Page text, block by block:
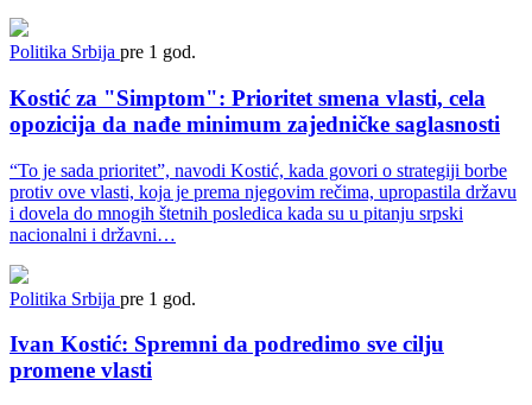
Politika Srbija pre 1 god.
Kostić za "Simptom": Prioritet smena vlasti, cela
opozicija da nađe minimum zajedničke saglasnosti
“To je sada prioritet”, navodi Kostić, kada govori o strategiji borbe
protiv ove vlasti, koja je prema njegovim rečima, upropastila državu
i dovela do mnogih štetnih posledica kada su u pitanju srpski
nacionalni i državni…
Politika Srbija pre 1 god.
Ivan Kostić: Spremni da podredimo sve cilju
promene vlasti